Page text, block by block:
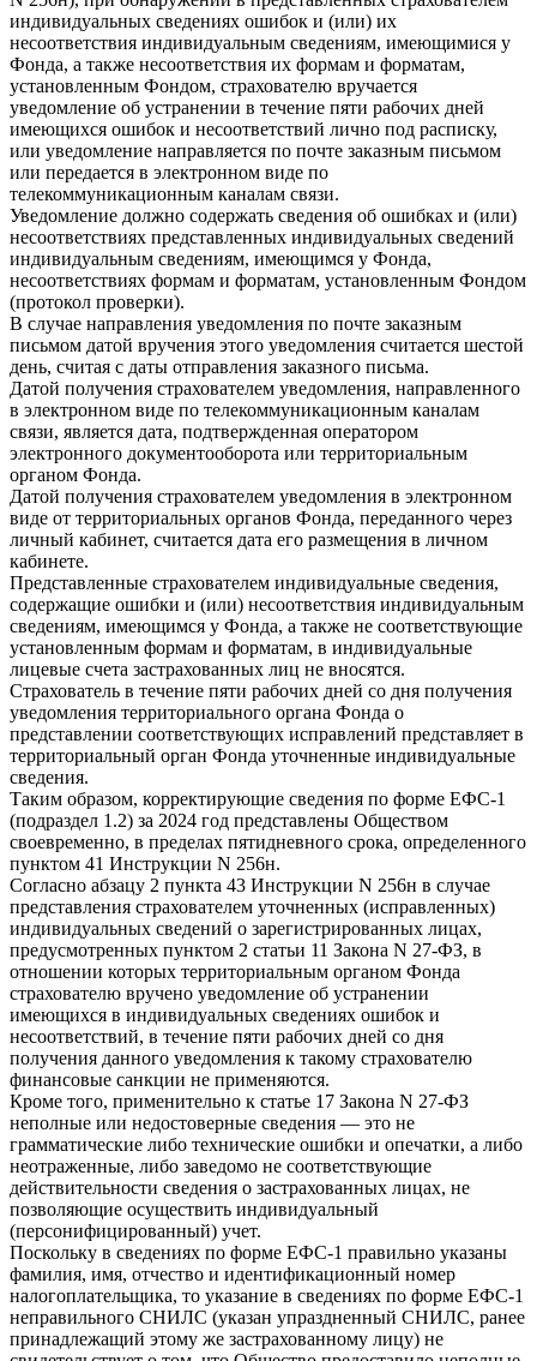
индивидуальных сведениях ошибок и (или) их
несоответствия индивидуальным сведениям, имеющимися у
Фонда, а также несоответствия их формам и форматам,
установленным Фондом, страхователю вручается
уведомление об устранении в течение пяти рабочих дней
имеющихся ошибок и несоответствий лично под расписку,
или уведомление направляется по почте заказным письмом
или передается в электронном виде по
телекоммуникационным каналам связи.
Уведомление должно содержать сведения об ошибках и (или)
несоответствиях представленных индивидуальных сведений
индивидуальным сведениям, имеющимся у Фонда,
несоответствиях формам и форматам, установленным Фондом
(протокол проверки).
В случае направления уведомления по почте заказным
письмом датой вручения этого уведомления считается шестой
день, считая с даты отправления заказного письма.
Датой получения страхователем уведомления, направленного
в электронном виде по телекоммуникационным каналам
связи, является дата, подтвержденная оператором
электронного документооборота или территориальным
органом Фонда.
Датой получения страхователем уведомления в электронном
виде от территориальных органов Фонда, переданного через
личный кабинет, считается дата его размещения в личном
кабинете.
Представленные страхователем индивидуальные сведения,
содержащие ошибки и (или) несоответствия индивидуальным
сведениям, имеющимся у Фонда, а также не соответствующие
установленным формам и форматам, в индивидуальные
лицевые счета застрахованных лиц не вносятся.
Страхователь в течение пяти рабочих дней со дня получения
уведомления территориального органа Фонда о
представлении соответствующих исправлений представляет в
территориальный орган Фонда уточненные индивидуальные
сведения.
Таким образом, корректирующие сведения по форме ЕФС-1
(подраздел 1.2) за 2024 год представлены Обществом
своевременно, в пределах пятидневного срока, определенного
пунктом 41 Инструкции N 256н.
Согласно абзацу 2 пункта 43 Инструкции N 256н в случае
представления страхователем уточненных (исправленных)
индивидуальных сведений о зарегистрированных лицах,
предусмотренных пунктом 2 статьи 11 Закона N 27-ФЗ, в
отношении которых территориальным органом Фонда
страхователю вручено уведомление об устранении
имеющихся в индивидуальных сведениях ошибок и
несоответствий, в течение пяти рабочих дней со дня
получения данного уведомления к такому страхователю
финансовые санкции не применяются.
Кроме того, применительно к статье 17 Закона N 27-ФЗ
неполные или недостоверные сведения — это не
грамматические либо технические ошибки и опечатки, а либо
неотраженные, либо заведомо не соответствующие
действительности сведения о застрахованных лицах, не
позволяющие осуществить индивидуальный
(персонифицированный) учет.
Поскольку в сведениях по форме ЕФС-1 правильно указаны
фамилия, имя, отчество и идентификационный номер
налогоплательщика, то указание в сведениях по форме ЕФС-1
неправильного СНИЛС (указан упраздненный СНИЛС, ранее
принадлежащий этому же застрахованному лицу) не